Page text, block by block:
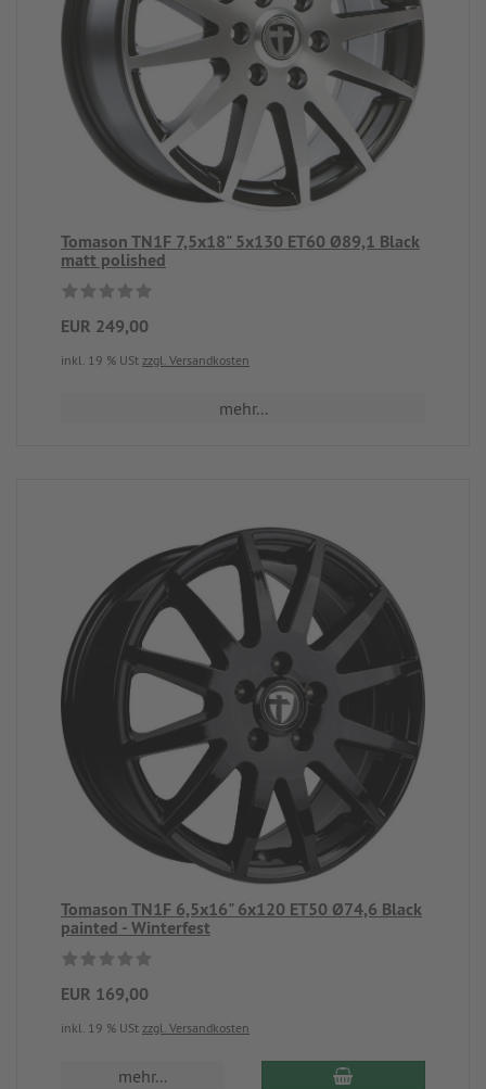
Tomason TN1F 7,5x18" 5x130 ET60 Ø89,1 Black
matt polished
EUR 249,00
inkl. 19 % USt zzgl. Versandkosten
mehr...
Tomason TN1F 6,5x16" 6x120 ET50 Ø74,6 Black
painted - Winterfest
EUR 169,00
inkl. 19 % USt zzgl. Versandkosten
mehr...